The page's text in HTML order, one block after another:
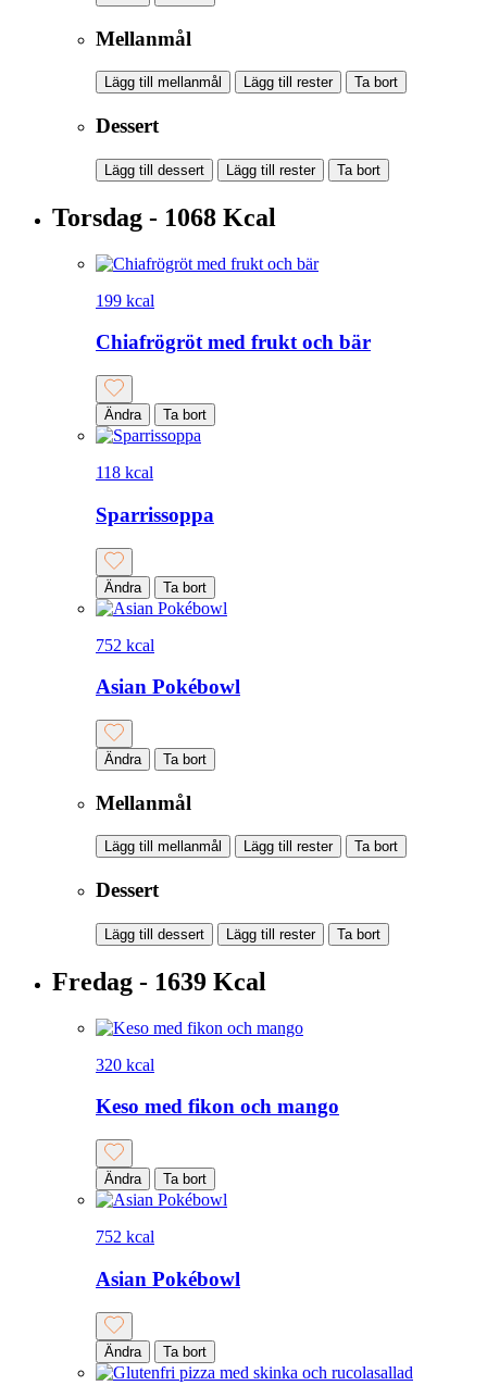
Mellanmål
Lägg till mellanmål Lägg till rester Ta bort
Dessert
Lägg till dessert Lägg till rester Ta bort
Torsdag - 1068 Kcal
199 kcal
Chiafrögröt med frukt och bär
Ändra Ta bort
118 kcal
Sparrissoppa
Ändra Ta bort
752 kcal
Asian Pokébowl
Ändra Ta bort
Mellanmål
Lägg till mellanmål Lägg till rester Ta bort
Dessert
Lägg till dessert Lägg till rester Ta bort
Fredag - 1639 Kcal
320 kcal
Keso med fikon och mango
Ändra Ta bort
752 kcal
Asian Pokébowl
Ändra Ta bort